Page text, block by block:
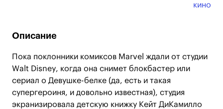
кино
Описание
Пока поклонники комиксов Marvel ждали от студии
Walt Disney, когда она снимет блокбастер или
сериал о Девушке-белке (да, есть и такая
супергероиня, и довольно известная), студия
экранизировала детскую книжку Кейт ДиКамилло